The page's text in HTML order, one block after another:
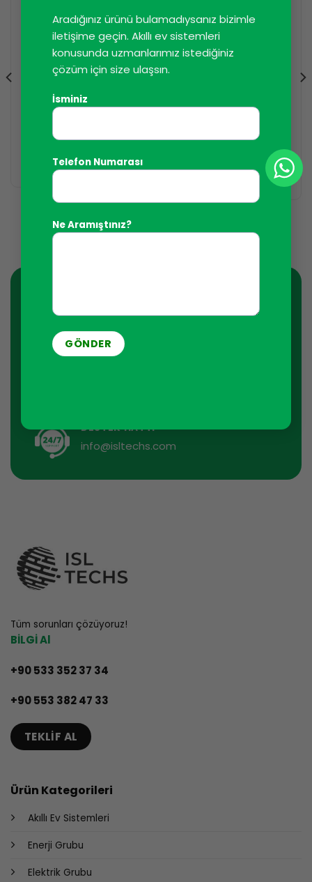
Aradığınız ürünü bulamadıysanız bizimle
iletişime geçin. Akıllı ev sistemleri
konusunda uzmanlarımız istediğiniz
çözüm için size ulaşsın.
İsminiz
Telefon Numarası
Ne Aramıştınız?
F&HOME - KABLOLU AKILLI BINA SISTEMLERI
sensörü modülü
amaçla, lütfen iletişim bilgilerimizi yasal bildirimde
bulabilirsiniz.
DESTEK HATTI
info@isltechs.com
Tüm sorunları çözüyoruz!
BİLGİ Al
+90 533 352 37 34
+90 553 382 47 33
TEKLIF AL
Ürün Kategorileri
Akıllı Ev Sistemleri
Enerji Grubu
Elektrik Grubu